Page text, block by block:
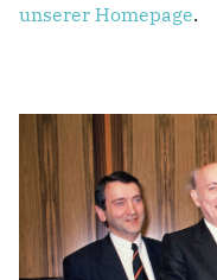
unserer Homepage.